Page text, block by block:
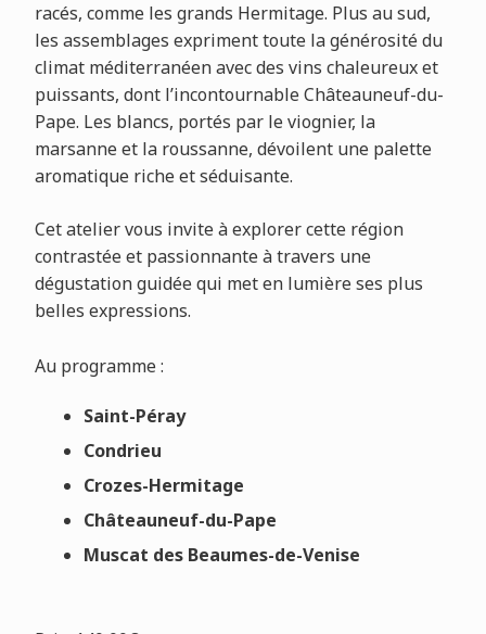
racés, comme les grands Hermitage. Plus au sud,
les assemblages expriment toute la générosité du
climat méditerranéen avec des vins chaleureux et
puissants, dont l’incontournable Châteauneuf-du-
Pape. Les blancs, portés par le viognier, la
marsanne et la roussanne, dévoilent une palette
aromatique riche et séduisante.
Cet atelier vous invite à explorer cette région
contrastée et passionnante à travers une
dégustation guidée qui met en lumière ses plus
belles expressions.
Au programme :
Saint-Péray
Condrieu
Crozes-Hermitage
Châteauneuf-du-Pape
Muscat des Beaumes-de-Venise